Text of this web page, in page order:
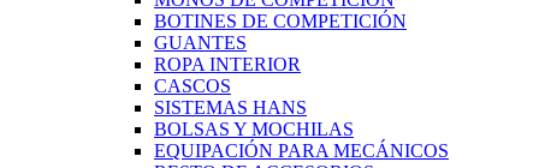
BOTINES DE COMPETICIÓN
GUANTES
ROPA INTERIOR
CASCOS
SISTEMAS HANS
BOLSAS Y MOCHILAS
EQUIPACIÓN PARA MECÁNICOS